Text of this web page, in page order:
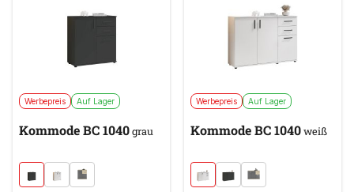
Werbepreis Auf Lager
Kommode BC 1040grau
Werbepreis Auf Lager
Kommode BC 1040weiß